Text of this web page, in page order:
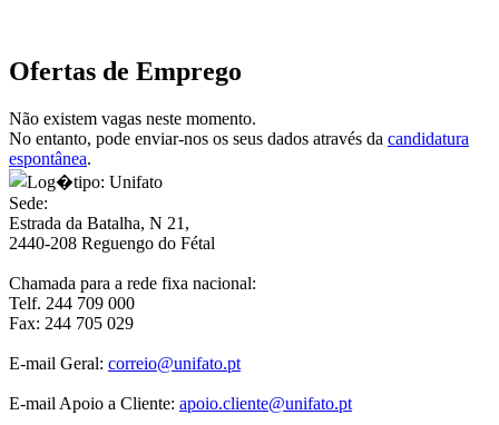
Ofertas de Emprego
Não existem vagas neste momento.
No entanto, pode enviar-nos os seus dados através da candidatura
espontânea.
Sede:
Estrada da Batalha, N 21,
2440-208 Reguengo do Fétal
Chamada para a rede fixa nacional:
Telf. 244 709 000
Fax: 244 705 029
E-mail Geral: correio@unifato.pt
E-mail Apoio a Cliente: apoio.cliente@unifato.pt